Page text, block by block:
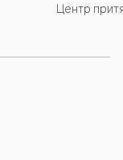
Центр